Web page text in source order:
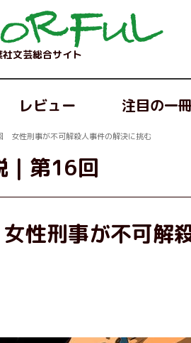
社文芸総合サイト
レビュー 注目の一
性刑事が不可解殺人事件の解決に挑む
｜ 第16回
刑事が不可解